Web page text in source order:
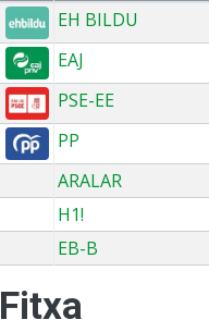
EH BILDU
EAJ
PSE-EE
PP
ARALAR
H1!
EB-B
Fitxa